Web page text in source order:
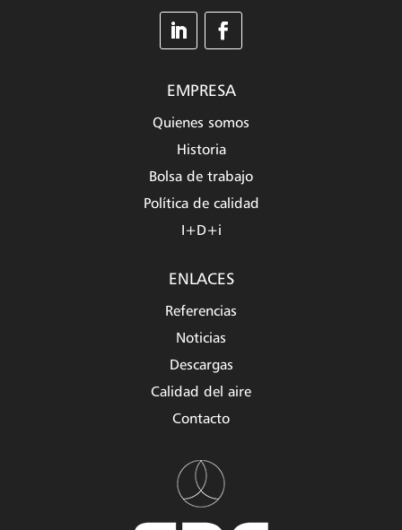
EMPRESA
Quienes somos
Historia
Bolsa de trabajo
Política de calidad
I+D+i
ENLACES
Referencias
Noticias
Descargas
Calidad del aire
Contacto